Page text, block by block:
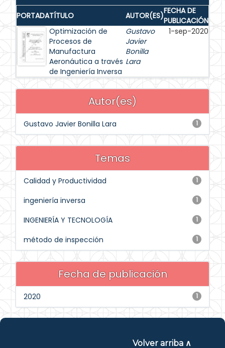
PORTADATÍTULO AUTOR(ES)FECHA DE
PUBLICACIÓN
Optimización de
Procesos de
Manufactura
Aeronáutica a través
de Ingeniería Inversa
Gustavo
Javier
Bonilla
Lara
1-sep-2020
Autor(es)
1
Gustavo Javier Bonilla Lara
Temas
1
Calidad y Productividad
1
ingeniería inversa
1
INGENIERÍA Y TECNOLOGÍA
1
método de inspección
Fecha de publicación
1
2020
Volver arriba ∧